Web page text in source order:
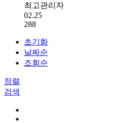
최고관리자
02.25
288
초기화
날짜순
조회순
정렬
검색